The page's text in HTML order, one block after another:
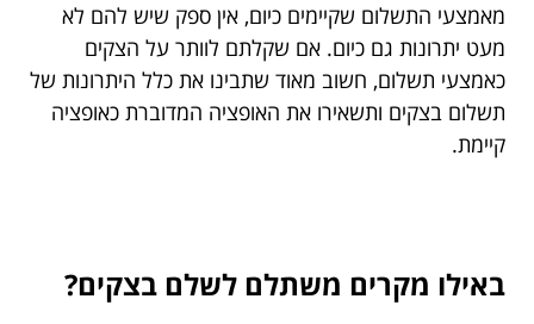
מאמצעי התשלום שקיימים כיום, אין ספק שיש להם לא
מעט יתרונות גם כיום. אם שקלתם לוותר על הצקים
כאמצעי תשלום, חשוב מאוד שתבינו את כלל היתרונות של
תשלום בצקים ותשאירו את האופציה המדוברת כאופציה
קיימת.
באילו מקרים משתלם לשלם בצקים?